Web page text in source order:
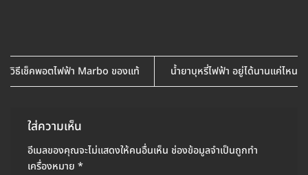
วิธีเช็คพอตไฟฟ้า Marbo ของแท้ น้ำยาบุหรี่ไฟฟ้า อยู่ได้นานแค่ไหน
ใส่ความเห็น
อีเมลของคุณจะไม่แสดงให้คนอื่นเห็น ช่องข้อมูลจำเป็นถูกทำ
เครื่องหมาย *